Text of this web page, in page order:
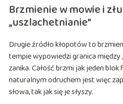
Brzmienie w mowie i
„uszlachetnianie”
Drugie źródło kłopotów to
tempie wypowiedzi granica między
zanika. Całość brzmi jak jeden
naturalnym odruchem jest więc
słowa, tak jak się je słyszy.